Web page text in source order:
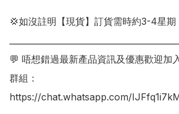
💢如沒註明【現貨】訂貨需時約3-4星期
💬 唔想錯過最新產品資訊及優惠歡迎加
群組：
https://chat.whatsapp.com/